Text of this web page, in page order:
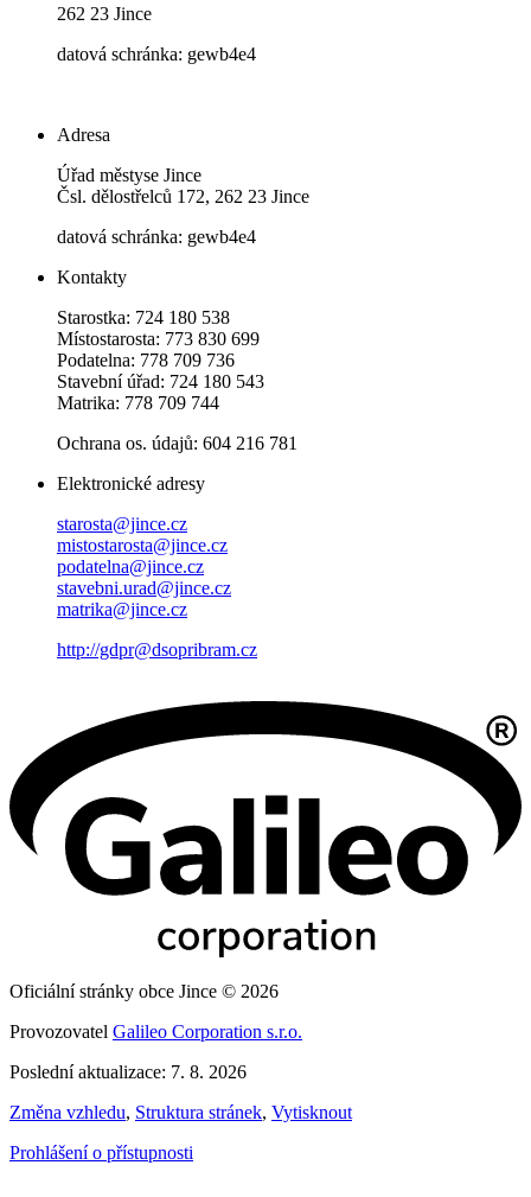
262 23 Jince
datová schránka: gewb4e4
Adresa
Úřad městyse Jince
Čsl. dělostřelců 172, 262 23 Jince
datová schránka: gewb4e4
Kontakty
Starostka: 724 180 538
Místostarosta: 773 830 699
Podatelna: 778 709 736
Stavební úřad: 724 180 543
Matrika: 778 709 744
Ochrana os. údajů: 604 216 781
Elektronické adresy
starosta@jince.cz
mistostarosta@jince.cz
podatelna@jince.cz
stavebni.urad@jince.cz
matrika@jince.cz
http://gdpr@dsopribram.cz
Oficiální stránky obce Jince © 2026
Provozovatel Galileo Corporation s.r.o.
Poslední aktualizace: 7. 8. 2026
Změna vzhledu, Struktura stránek, Vytisknout
Prohlášení o přístupnosti